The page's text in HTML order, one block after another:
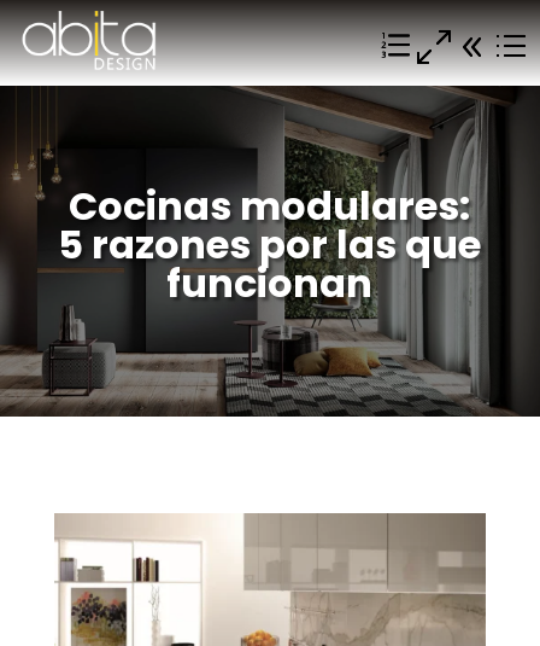
Cocinas modulares:
5 razones por las que
funcionan